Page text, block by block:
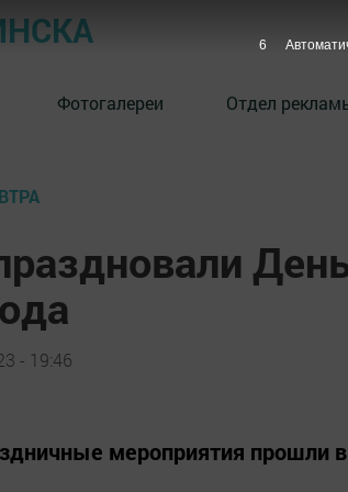
Фотогалереи Отдел
- 19:46
мероприятия прошли
5